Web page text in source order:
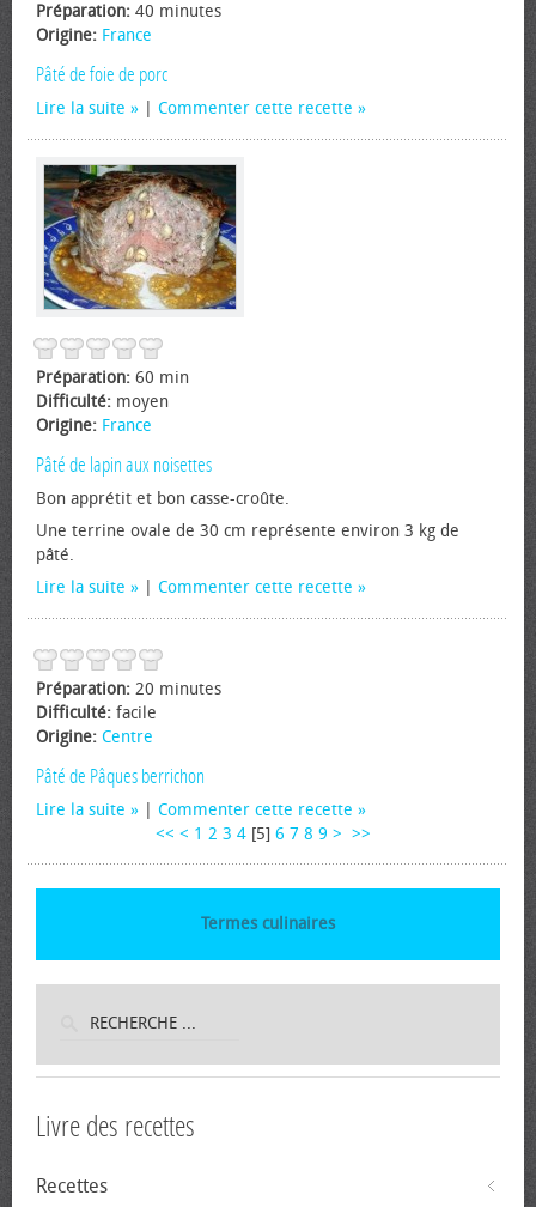
Préparation: 40 minutes
Origine: France
Pâté de foie de porc
Lire la suite Commenter cette recette
Préparation: 60 min
Difficulté: moyen
Origine: France
Pâté de lapin aux noisettes
Bon apprétit et bon casse-croûte.
Une terrine ovale de 30 cm représente environ 3 kg de
pâté.
Lire la suite
Commenter cette recette
Préparation: 20 minutes
Difficulté: facile
Origine: Centre
Pâté de Pâques berrichon
Lire la suite
Commenter cette recette
<< < 1 2 3 4 [5] 6 7 8 9 > >>
Termes culinaires
Livre des recettes
Recettes